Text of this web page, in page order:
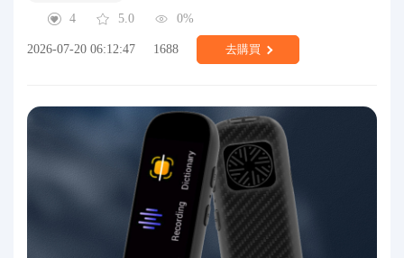
4
5.0 0%
2026-07-20 06:12:47 1688 去購買